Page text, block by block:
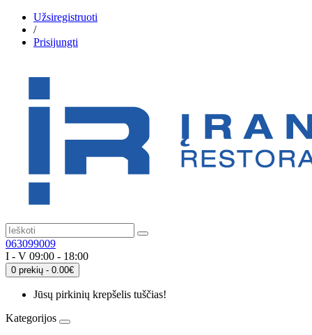
Užsiregistruoti
/
Prisijungti
063099009
I - V 09:00 - 18:00
0 prekių - 0.00€
Jūsų pirkinių krepšelis tuščias!
Kategorijos